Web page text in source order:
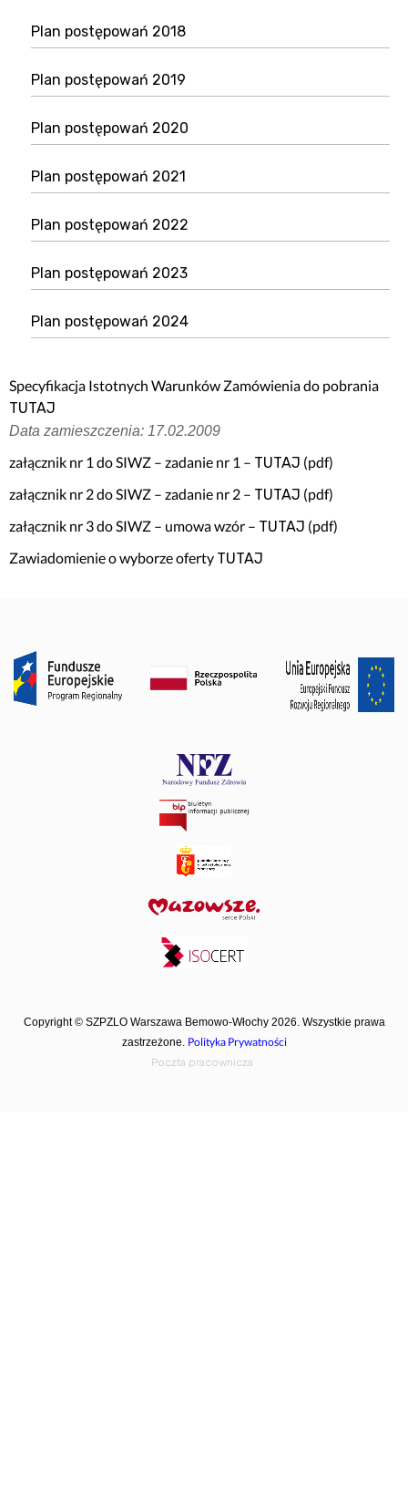
Plan postępowań 2018
Plan postępowań 2019
Plan postępowań 2020
Plan postępowań 2021
Plan postępowań 2022
Plan postępowań 2023
Plan postępowań 2024
Specyfikacja Istotnych Warunków Zamówienia do pobrania
TUTAJ
Data zamieszczenia: 17.02.2009
załącznik nr 1 do SIWZ – zadanie nr 1 – TUTAJ (pdf)
załącznik nr 2 do SIWZ – zadanie nr 2 – TUTAJ (pdf)
załącznik nr 3 do SIWZ – umowa wzór – TUTAJ (pdf)
Zawiadomienie o wyborze oferty TUTAJ
Copyright © SZPZLO Warszawa Bemowo-Włochy 2026. Wszystkie prawa
zastrzeżone. Polityka Prywatności
Poczta pracownicza